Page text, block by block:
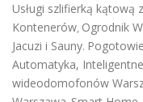
Usługi szlifierką kątową
Kontenerów, Ogrodnik
Jacuzi i Sauny.
Automatyka,
wideodomofonów